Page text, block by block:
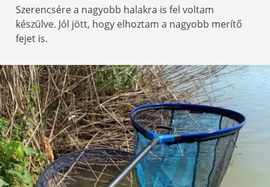
Szerencsére a nagyobb halakra is fel voltam
készülve. Jól jött, hogy elhoztam a nagyobb merítő
fejet is.